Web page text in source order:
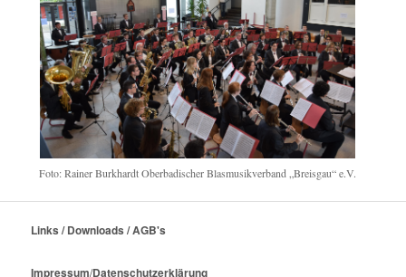
Foto: Rainer Burkhardt Oberbadischer Blasmusikverband „Breisgau“ e.V.
Links / Downloads / AGB's
Impressum/Datenschutzerklärung